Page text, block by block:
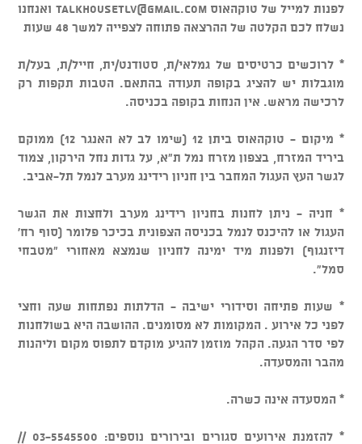
לפנות למייל של טוקהאוסtalkhousetlv@gmail.com ואנחנו
נשלח לכם הקלטה של ההרצאה פתוחה לצפייה למשך 48 שעות
* לרוכשים כרטיסים של גמלאי/ת, סטודנט/ית, חייל/ת, בעל/ת
מוגבלות יש להציג בקופה תעודה בהתאם. הטבות תקפות רק
לרכישה מראש. אין הנחות בקופה בכניסה.
* מיקום - טוקהאוס ביתן 12 (שימו לב לא האנגר 12) ממוקם
ביריד המזרח, בצפון מזרח נמל ת"א, על גדות נחל הירקון, צמוד
לגשר העץ העגול המחבר בין חניון רידינג מערב לנמל תל-אביב.
* חניה - ניתן לחנות בחניון רידינג מערב ולחצות את הגשר
העגול או להיכנס לנמל בכניסה הצפונית בכיכר פלומר (סוף רח'
דיזנגוף) ולפנות מיד ימינה לחניון שנמצא מאחורי "מטבחי
סמל".
* שעות פתיחה וסידורי ישיבה - הדלתות נפתחות שעה וחצי
לפני כל אירוע . המקומות לא מסומנים. ההושבה היא בשולחנות
לפי סדר הגעה. הקהל מוזמן להגיע מוקדם לתפוס מקום וליהנות
מהבר והמסעדה.
* המסעדה אינה כשרה.
* להזמנת אירועים סגורים ובירורים נוספים: 03-5545500 //